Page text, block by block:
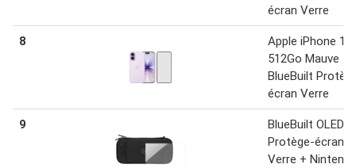
écran Verre
8
Apple iPhone 17
512Go Mauve +
BlueBuilt
écran Verre
9
BlueBuilt OLED
Protège-écran
Verre +